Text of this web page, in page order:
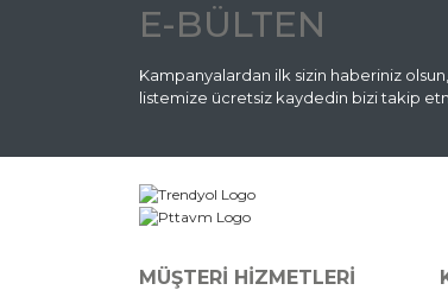
E-BÜLTEN
Kampanyalardan ilk sizin haberiniz
listemize ücretsiz kaydedin bizi takip
MÜŞTERİ HİZMETLERİ